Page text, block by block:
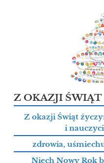
Z OKAZJI ŚWIĄT
Z okazji Świąt
i
zdrowia,
Niech Nowy Rok